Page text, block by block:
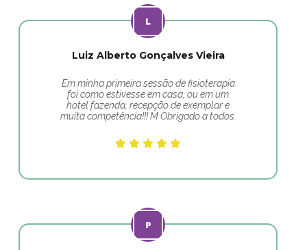
Luiz Alberto Gonçalves Vieira
Em minha primeira sessão de fisioterapia
foi como estivesse em casa, ou em um
hotel fazenda, recepção de exemplar e
muita competência!!! M Obrigado a todos.